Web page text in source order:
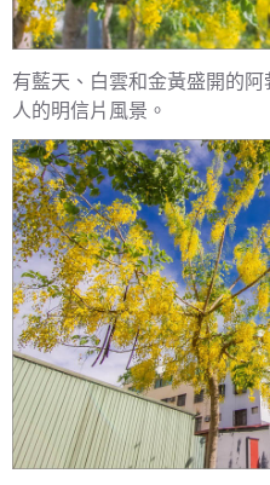
有藍天、白雲和金黃盛開的
人的明信片風景。